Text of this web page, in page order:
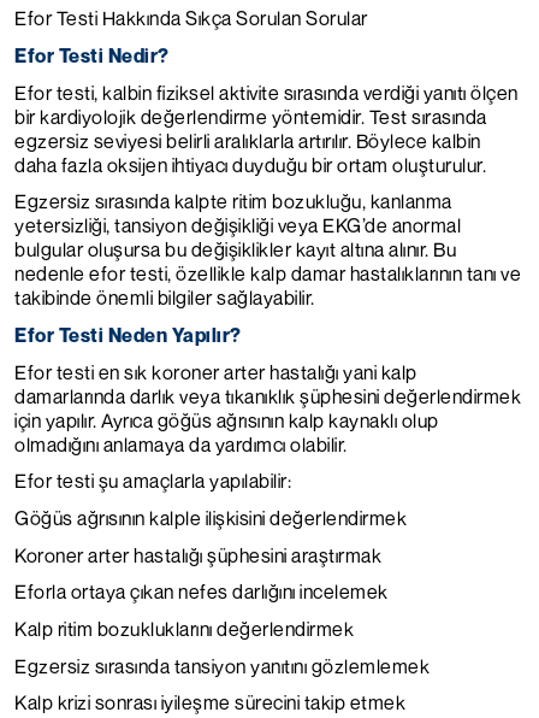
Efor Testi Hakkında Sıkça Sorulan Sorular
Efor Testi Nedir?
Efor testi, kalbin fiziksel aktivite sırasında verdiği yanıtı ölçen
bir kardiyolojik değerlendirme yöntemidir. Test sırasında
egzersiz seviyesi belirli aralıklarla artırılır. Böylece kalbin
daha fazla oksijen ihtiyacı duyduğu bir ortam oluşturulur.
Egzersiz sırasında kalpte ritim bozukluğu, kanlanma
yetersizliği, tansiyon değişikliği veya EKG’de anormal
bulgular oluşursa bu değişiklikler kayıt altına alınır. Bu
nedenle efor testi, özellikle kalp damar hastalıklarının tanı ve
takibinde önemli bilgiler sağlayabilir.
Efor Testi Neden Yapılır?
Efor testi en sık koroner arter hastalığı yani kalp
damarlarında darlık veya tıkanıklık şüphesini değerlendirmek
için yapılır. Ayrıca göğüs ağrısının kalp kaynaklı olup
olmadığını anlamaya da yardımcı olabilir.
Efor testi şu amaçlarla yapılabilir:
Göğüs ağrısının kalple ilişkisini değerlendirmek
Koroner arter hastalığı şüphesini araştırmak
Eforla ortaya çıkan nefes darlığını incelemek
Kalp ritim bozukluklarını değerlendirmek
Egzersiz sırasında tansiyon yanıtını gözlemlemek
Kalp krizi sonrası iyileşme sürecini takip etmek